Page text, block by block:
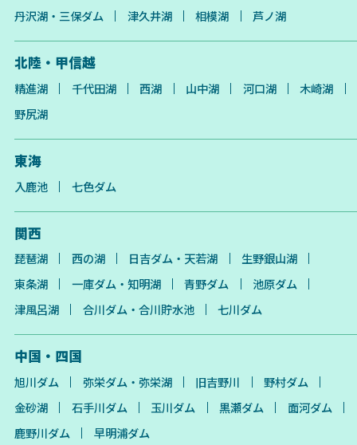
丹沢湖・三保ダム
津久井湖 相模湖 芦ノ湖
北陸・甲信越
精進湖 千代田湖 西湖 山中湖 河口湖
木崎湖
野尻湖
東海
入鹿池 七色ダム
関西
琵琶湖 西の湖 日吉ダム・天若湖
生野銀山湖
東条湖
一庫ダム・知明湖 青野ダム
池原ダム
津風呂湖
合川ダム・合川貯水池 七川ダム
中国・四国
旭川ダム 弥栄ダム・弥栄湖 旧吉野川
野村ダム
金砂湖
石手川ダム 玉川ダム 黒瀬ダム
面河ダム
鹿野川ダム
早明浦ダム